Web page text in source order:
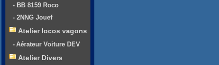
- BB 8159 Roco
- 2NNG Jouef
Atelier locos vagons
- Aérateur Voiture DEV
Atelier Divers